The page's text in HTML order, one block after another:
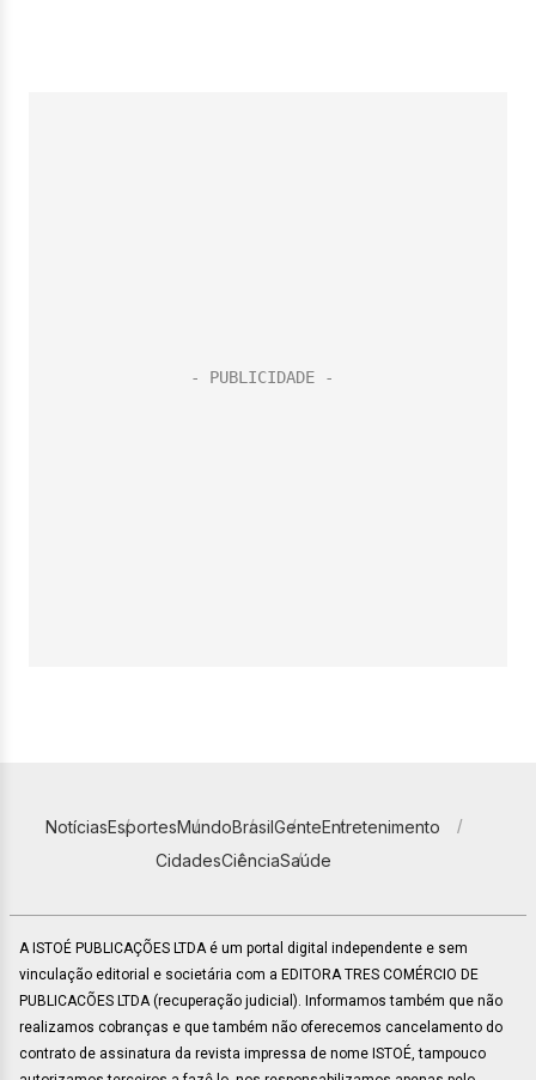
NotíciasEsportesMundoBrasilGenteEntretenimento
CidadesCiênciaSaúde
A ISTOÉ PUBLICAÇÕES LTDA é um portal digital independente e sem
vinculação editorial e societária com a EDITORA TRES COMÉRCIO DE
PUBLICACÕES LTDA (recuperação judicial). Informamos também que não
realizamos cobranças e que também não oferecemos cancelamento do
contrato de assinatura da revista impressa de nome ISTOÉ, tampouco